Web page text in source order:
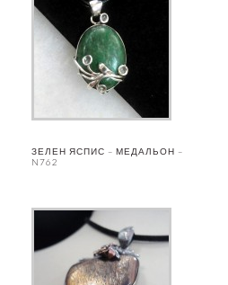
ЗЕЛЕН ЯСПИС – МЕДАЛЬОН –
N762